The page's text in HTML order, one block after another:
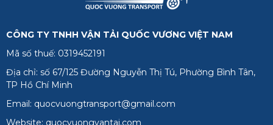
CÔNG TY TNHH VẬN TẢI QUỐC VƯƠNG VIỆT NAM
Mã số thuế: 0319452191
Địa chỉ: số 67/125 Đường Nguyễn Thị Tú, Phường Bình Tân,
TP Hồ Chí Minh
Email: quocvuongtransport@gmail.com
Website: quocvuongvantai.com